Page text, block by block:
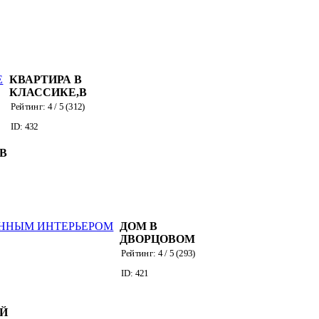
КВАРТИРА В
КЛАССИКЕ,В
БЕЛОМ ЦВЕТЕ
Рейтинг: 4/ 5 (312)
ID: 432
ДОМ В
ДВОРЦОВОМ
СТИЛЕ С
ИНТЕРЬЕРОМ
Рейтинг: 4/ 5 (293)
ID: 421